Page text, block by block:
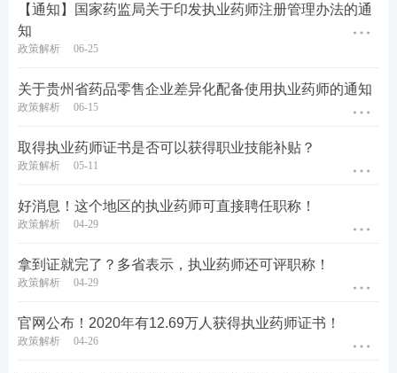
【通知】国家药监局关于印发执业药师注册管理办法的通
知
政策解析 06-25
关于贵州省药品零售企业差异化配备使用执业药师的通知
政策解析 06-15
取得执业药师证书是否可以获得职业技能补贴？
政策解析 05-11
好消息！这个地区的执业药师可直接聘任职称！
政策解析 04-29
拿到证就完了？多省表示，执业药师还可评职称！
政策解析 04-29
官网公布！2020年有12.69万人获得执业药师证书！
政策解析 04-26